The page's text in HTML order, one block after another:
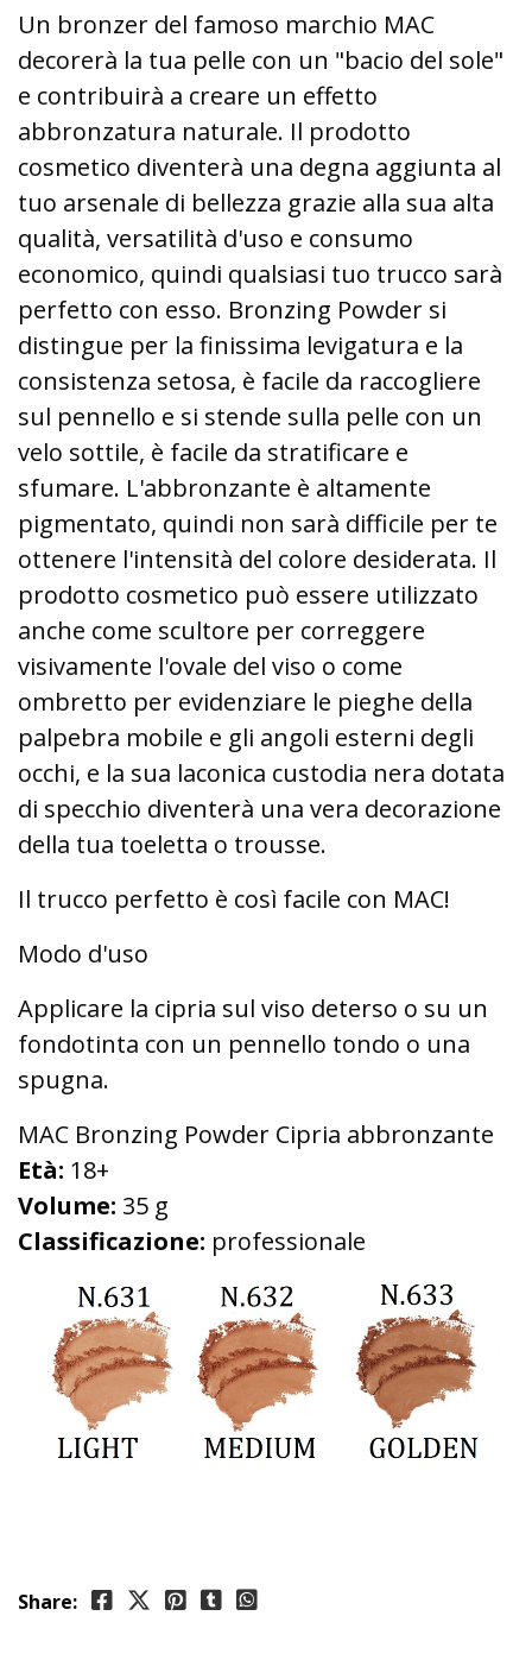
Un bronzer del famoso marchio MAC
decorerà la tua pelle con un "bacio del sole"
e contribuirà a creare un effetto
abbronzatura naturale. Il prodotto
cosmetico diventerà una degna aggiunta al
tuo arsenale di bellezza grazie alla sua alta
qualità, versatilità d'uso e consumo
economico, quindi qualsiasi tuo trucco sarà
perfetto con esso. Bronzing Powder si
distingue per la finissima levigatura e la
consistenza setosa, è facile da raccogliere
sul pennello e si stende sulla pelle con un
velo sottile, è facile da stratificare e
sfumare. L'abbronzante è altamente
pigmentato, quindi non sarà difficile per te
ottenere l'intensità del colore desiderata. Il
prodotto cosmetico può essere utilizzato
anche come scultore per correggere
visivamente l'ovale del viso o come
ombretto per evidenziare le pieghe della
palpebra mobile e gli angoli esterni degli
occhi, e la sua laconica custodia nera dotata
di specchio diventerà una vera decorazione
della tua toeletta o trousse.
Il trucco perfetto è così facile con MAC!
Modo d'uso
Applicare la cipria sul viso deterso o su un
fondotinta con un pennello tondo o una
spugna.
MAC Bronzing Powder Cipria abbronzante
Età: 18+
Volume: 35 g
Classificazione: professionale
Share: